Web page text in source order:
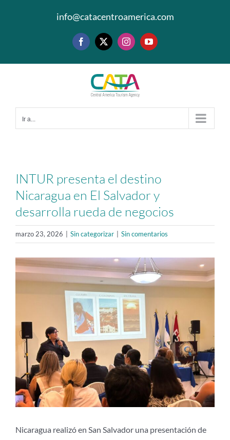
info@catacentroamerica.com
Facebook
X InstagramYouTube
Ir a...
INTUR presenta el destino
Nicaragua en El Salvador y
desarrolla rueda de negocios
marzo 23, 2026 | Sin categorizar | Sin comentarios
Ver
imagen
Nicaragua realizó en San Salvador una presentación de